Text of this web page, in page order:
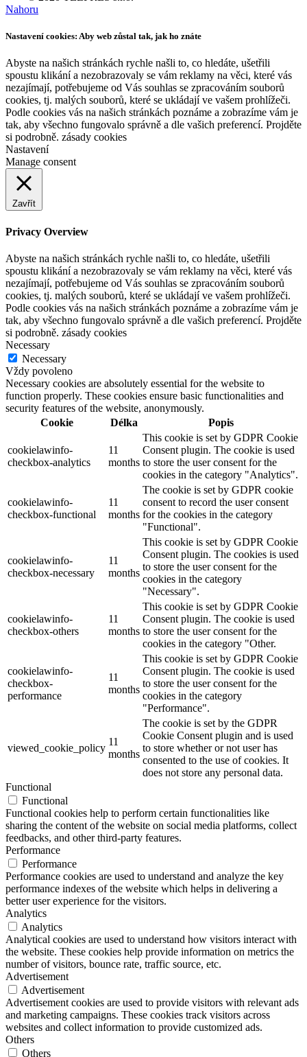
Nahoru
Nastavení cookies: Aby web zůstal tak, jak ho znáte
Abyste na našich stránkách rychle našli to, co hledáte, ušetřili
spoustu klikání a nezobrazovaly se vám reklamy na věci, které vás
nezajímají, potřebujeme od Vás souhlas se zpracováním souborů
cookies, tj. malých souborů, které se ukládají ve vašem prohlížeči.
Podle cookies vás na našich stránkách poznáme a zobrazíme vám je
tak, aby všechno fungovalo správně a dle vašich preferencí. Projděte
si podrobně. zásady cookies
Nastavení
Manage consent
Zavřít
Privacy Overview
Abyste na našich stránkách rychle našli to, co hledáte, ušetřili
spoustu klikání a nezobrazovaly se vám reklamy na věci, které vás
nezajímají, potřebujeme od Vás souhlas se zpracováním souborů
cookies, tj. malých souborů, které se ukládají ve vašem prohlížeči.
Podle cookies vás na našich stránkách poznáme a zobrazíme vám je
tak, aby všechno fungovalo správně a dle vašich preferencí. Projděte
si podrobně. zásady cookies
Necessary
Necessary
Vždy povoleno
Necessary cookies are absolutely essential for the website to
function properly. These cookies ensure basic functionalities and
security features of the website, anonymously.
Cookie
Délka Popis
cookielawinfo-
checkbox-analytics
11
months
This cookie is set by GDPR Cookie
Consent plugin. The cookie is used
to store the user consent for the
cookies in the category "Analytics".
cookielawinfo-
checkbox-functional
11
months
The cookie is set by GDPR cookie
consent to record the user consent
for the cookies in the category
"Functional".
cookielawinfo-
checkbox-necessary
11
months
This cookie is set by GDPR Cookie
Consent plugin. The cookies is used
to store the user consent for the
cookies in the category
"Necessary".
cookielawinfo-
checkbox-others
11
months
This cookie is set by GDPR Cookie
Consent plugin. The cookie is used
to store the user consent for the
cookies in the category "Other.
cookielawinfo-
checkbox-
performance
11
months
This cookie is set by GDPR Cookie
Consent plugin. The cookie is used
to store the user consent for the
cookies in the category
"Performance".
viewed_cookie_policy
11
months
The cookie is set by the GDPR
Cookie Consent plugin and is used
to store whether or not user has
consented to the use of cookies. It
does not store any personal data.
Functional
Functional
Functional cookies help to perform certain functionalities like
sharing the content of the website on social media platforms, collect
feedbacks, and other third-party features.
Performance
Performance
Performance cookies are used to understand and analyze the key
performance indexes of the website which helps in delivering a
better user experience for the visitors.
Analytics
Analytics
Analytical cookies are used to understand how visitors interact with
the website. These cookies help provide information on metrics the
number of visitors, bounce rate, traffic source, etc.
Advertisement
Advertisement
Advertisement cookies are used to provide visitors with relevant ads
and marketing campaigns. These cookies track visitors across
websites and collect information to provide customized ads.
Others
Others